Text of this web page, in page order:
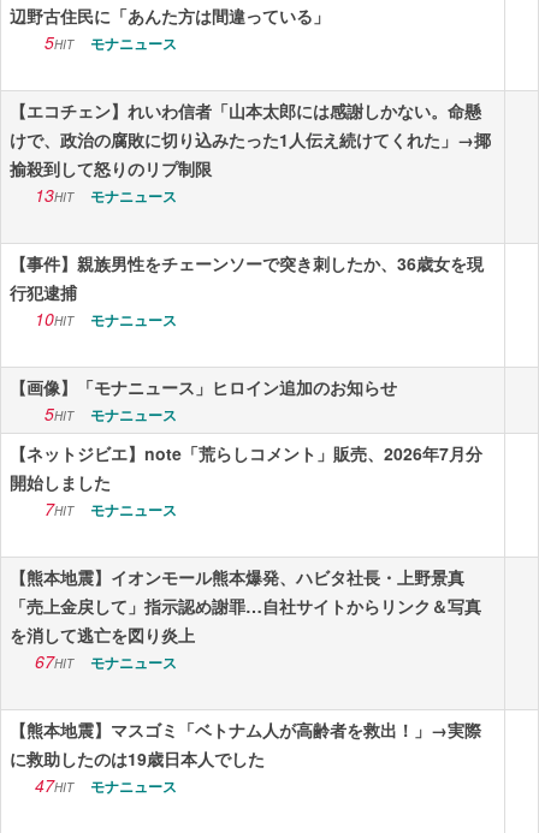
辺野古住民に「あんた方は間違っている」
5HIT モナニュース
【エコチェン】れいわ信者「山本太郎には感謝しかない。命懸
けで、政治の腐敗に切り込みたった1人伝え続けてくれた」→揶
揄殺到して怒りのリプ制限
13HIT モナニュース
【事件】親族男性をチェーンソーで突き刺したか、36歳女を現
行犯逮捕
10HIT モナニュース
【画像】「モナニュース」ヒロイン追加のお知らせ
5HIT モナニュース
【ネットジビエ】note「荒らしコメント」販売、2026年7月分
開始しました
7HIT モナニュース
【熊本地震】イオンモール熊本爆発、ハビタ社長・上野景真
「売上金戻して」指示認め謝罪…自社サイトからリンク＆写真
を消して逃亡を図り炎上
67HIT モナニュース
【熊本地震】マスゴミ「ベトナム人が高齢者を救出！」→実際
に救助したのは19歳日本人でした
47HIT モナニュース